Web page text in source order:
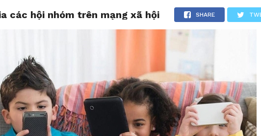
HOME CHIA SẺ LƯỢM LẶT TẢN MẠN THƯ GIÃN
các hội nhóm trên mạng xã hội SHARE